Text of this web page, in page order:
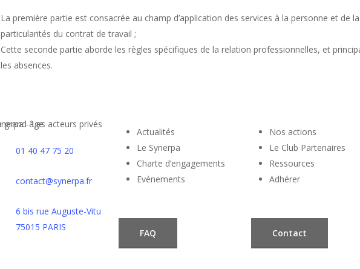
La première partie est consacrée au champ d’application des services à la personne et de
particularités du contrat de travail ;
Cette seconde partie aborde les règles spécifiques de la relation professionnelles, et
les absences.
01 40 47 75 20
contact@synerpa.fr
6 bis rue Auguste-Vitu
75015 PARIS
Actualités
Le Synerpa
Charte d’engagements
Evénements
Nos actions
Le Club Partenaires
Ressources
Adhérer
FAQ Contact